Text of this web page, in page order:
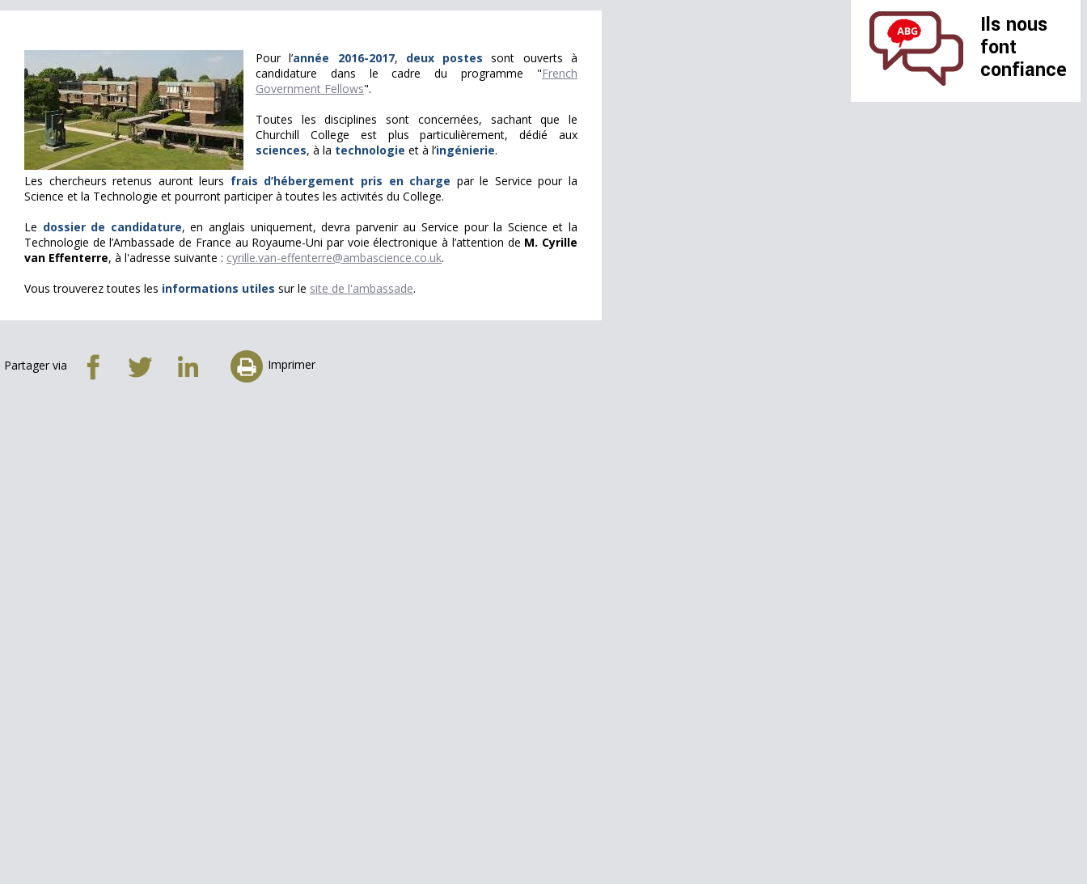
Pour l’année 2016-2017, deux postes sont ouverts à
candidature dans le cadre du programme "French
Government Fellows".
Toutes les disciplines sont concernées, sachant que le
Churchill College est plus particulièrement, dédié aux
sciences, à la technologie et à l’ingénierie.
Les chercheurs retenus auront leurs frais d’hébergement pris en charge par le Service pour la
Science et la Technologie et pourront participer à toutes les activités du College.
Le dossier de candidature, en anglais uniquement, devra parvenir au Service pour la Science et la
Technologie de l’Ambassade de France au Royaume-Uni par voie électronique à l’attention de M. Cyrille
van Effenterre, à l'adresse suivante : cyrille.van-effenterre@ambascience.co.uk.
Vous trouverez toutes les informations utiles sur le site de l'ambassade.
Partager via Imprimer
Ils nous
font
confiance